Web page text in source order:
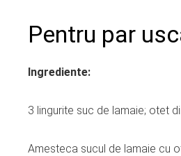
Pentru par
Ingrediente:
3 lingurite suc de lamaie; otet
Amesteca sucul de lamaie cu